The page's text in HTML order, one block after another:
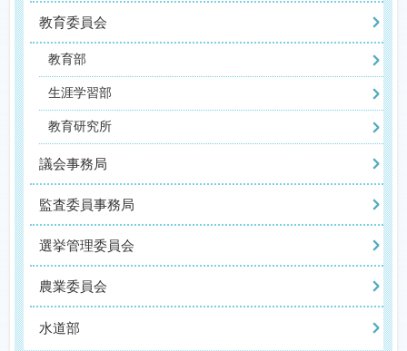
教育委員会
教育部
生涯学習部
教育研究所
議会事務局
監査委員事務局
選挙管理委員会
農業委員会
水道部